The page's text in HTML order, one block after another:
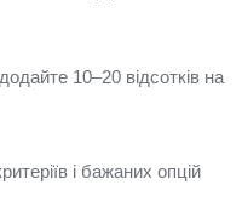
10–20 відсотків на
і бажаних опцій